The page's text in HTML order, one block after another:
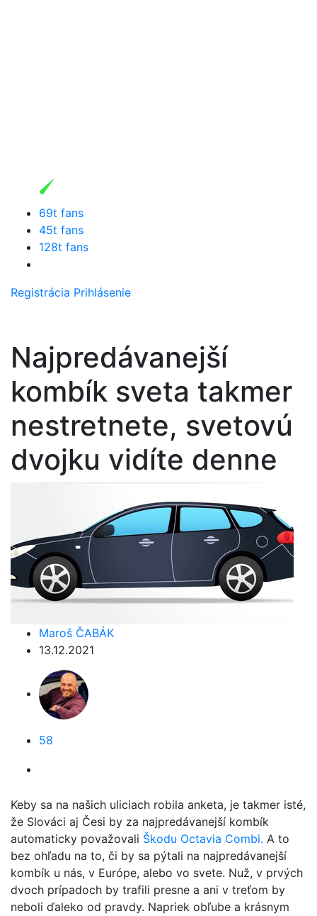
69t fans
45t fans
128t fans
Registrácia Prihlásenie
Najpredávanejší
kombík sveta takmer
nestretnete, svetovú
dvojku vidíte denne
Maroš ČABÁK
13.12.2021
58
Keby sa na našich uliciach robila anketa, je takmer isté,
že Slováci aj Česi by za najpredávanejší kombík
automaticky považovali Škodu Octavia Combi. A to
bez ohľadu na to, či by sa pýtali na najpredávanejší
kombík u nás, v Európe, alebo vo svete. Nuž, v prvých
dvoch prípadoch by trafili presne a ani v treťom by
neboli ďaleko od pravdy. Napriek obľube a krásnym